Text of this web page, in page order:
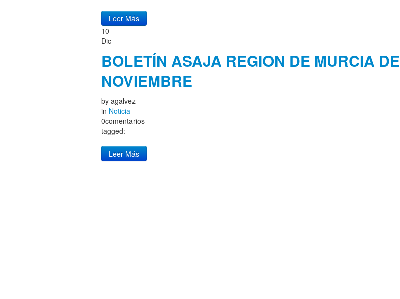
Leer Más
10
Dic
BOLETÍN ASAJA REGION DE MURCIA DE
NOVIEMBRE
by agalvez
in Noticia
0comentarios
tagged:
Leer Más